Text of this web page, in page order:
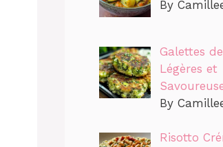
By
Galettes
Légères et
By
Risotto